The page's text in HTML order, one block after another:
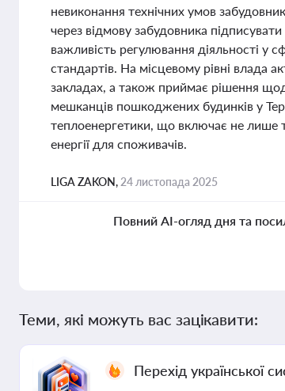
невиконання технічних умов
через відмову забудовника
важливість регулювання діяльності у
стандартів. На місцевому рівні влада
закладах, а також приймає рішення
мешканців пошкоджених будинків у
теплоенергетики, що включає не лише
енергії для споживачів.
LIGA ZAKON, 24 листопада 2025
Повний AI-огляд дня та
Теми, які можуть вас зацікавити:
Перехід української